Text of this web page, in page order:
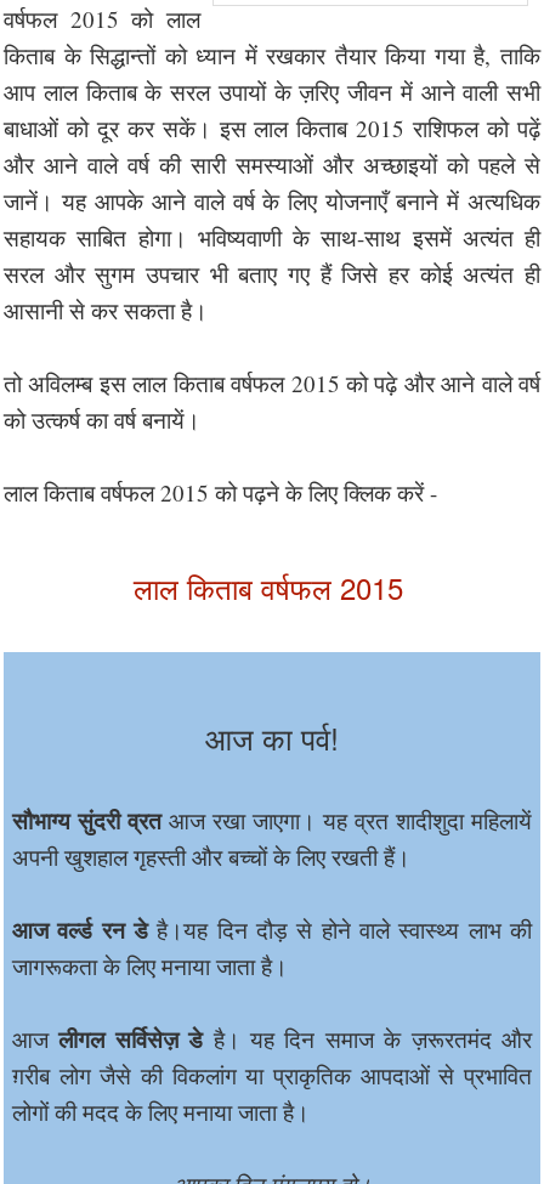
वर्षफल 2015 को लाल
किताब के सिद्धान्तों को ध्यान में रखकार तैयार किया गया है, ताकि
आप लाल किताब के सरल उपायों के ज़रिए जीवन में आने वाली सभी
बाधाओं को दूर कर सकें। इस लाल किताब 2015 राशिफल को पढ़ें
और आने वाले वर्ष की सारी समस्याओं और अच्छाइयों को पहले से
जानें। यह आपके आने वाले वर्ष के लिए योजनाएँ बनाने में अत्यधिक
सहायक साबित होगा। भविष्यवाणी के साथ-साथ इसमें अत्यंत ही
सरल और सुगम उपचार भी बताए गए हैं जिसे हर कोई अत्यंत ही
आसानी से कर सकता है।
तो अविलम्ब इस लाल किताब वर्षफल 2015 को पढ़े और आने वाले वर्ष
को उत्कर्ष का वर्ष बनायें।
लाल किताब वर्षफल 2015 को पढ़ने के लिए क्लिक करें -
लाल किताब वर्षफल 2015
आज का पर्व!
सौभाग्य सुंदरी व्रतआज रखा जाएगा। यह व्रत शादीशुदा महिलायें
अपनी खुशहाल गृहस्ती और बच्चों के लिए रखती हैं।
आज वर्ल्ड रन डेहै।यह दिन दौड़ से होने वाले स्वास्थ्य लाभ की
जागरूकता के लिए मनाया जाता है।
आजलीगल सर्विसेज़ डेहै। यह दिन समाज के ज़रूरतमंद और
ग़रीब लोग जैसे की विकलांग या प्राकृतिक आपदाओं से प्रभावित
लोगों की मदद के लिए मनाया जाता है।